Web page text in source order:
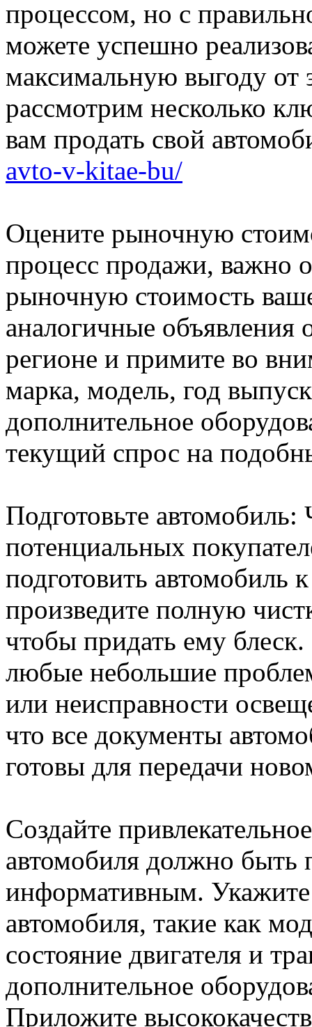
процессом, но с
можете успешно
максимальную выгоду от
рассмотрим несколько
вам продать свой
avto-v-kitae-bu/
Оцените рыночную
процесс продажи, важно
рыночную стоимость
аналогичные
регионе и примите во
марка, модель, год
дополнительное
текущий спрос на
Подготовьте
потенциальных
подготовить автомобиль
произведите полную
чтобы придать ему
любые небольшие
или неисправности
что все документы
готовы для передачи
Создайте
автомобиля должно быть
информативным. Укажите
автомобиля, такие как
состояние двигателя и
дополнительное
Приложите